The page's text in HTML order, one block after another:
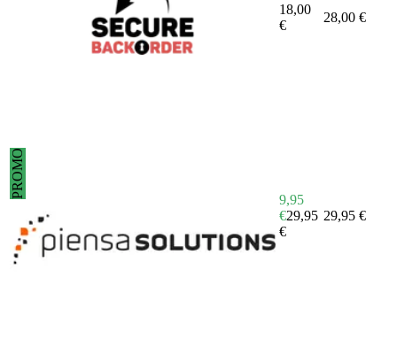
18,00
€
28,00 €
PROMO
9,95
€29,95
€
29,95 €